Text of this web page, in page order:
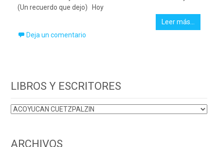
(Un recuerdo que dejo) Hoy
Leer más…
Deja un comentario
LIBROS Y ESCRITORES
LIBROS
ARCHIVOS